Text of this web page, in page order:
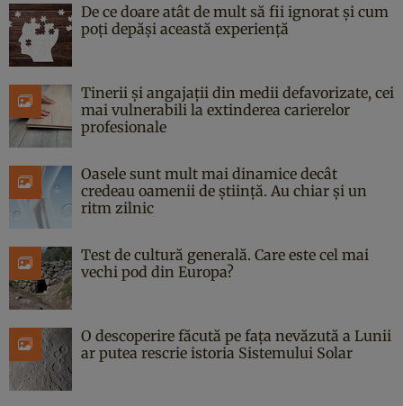
De ce doare atât de mult să fii ignorat și cum
poți depăși această experiență
Tinerii și angajații din medii defavorizate, cei
mai vulnerabili la extinderea carierelor
profesionale
Oasele sunt mult mai dinamice decât
credeau oamenii de știință. Au chiar și un
ritm zilnic
Test de cultură generală. Care este cel mai
vechi pod din Europa?
O descoperire făcută pe fața nevăzută a Lunii
ar putea rescrie istoria Sistemului Solar